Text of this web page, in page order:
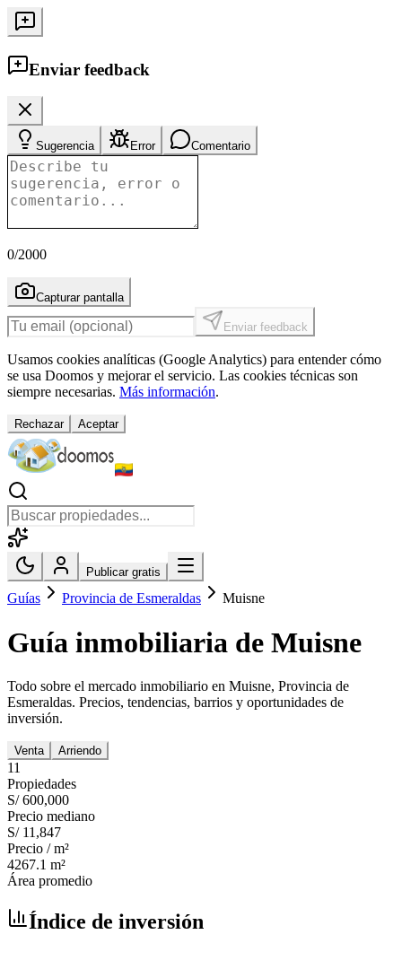
Enviar feedback
Sugerencia Error Comentario
0/2000
Capturar pantalla
Enviar feedback
Usamos cookies analíticas (Google Analytics) para entender cómo
se usa Doomos y mejorar el servicio. Las cookies técnicas son
siempre necesarias. Más información.
Rechazar Aceptar
Publicar gratis
Guías Provincia de Esmeraldas Muisne
Guía inmobiliaria de Muisne
Todo sobre el mercado inmobiliario en Muisne, Provincia de
Esmeraldas. Precios, tendencias, barrios y oportunidades de
inversión.
Venta Arriendo
11
Propiedades
S/ 600,000
Precio mediano
S/ 11,847
Precio / m²
4267.1 m²
Área promedio
Índice de inversión